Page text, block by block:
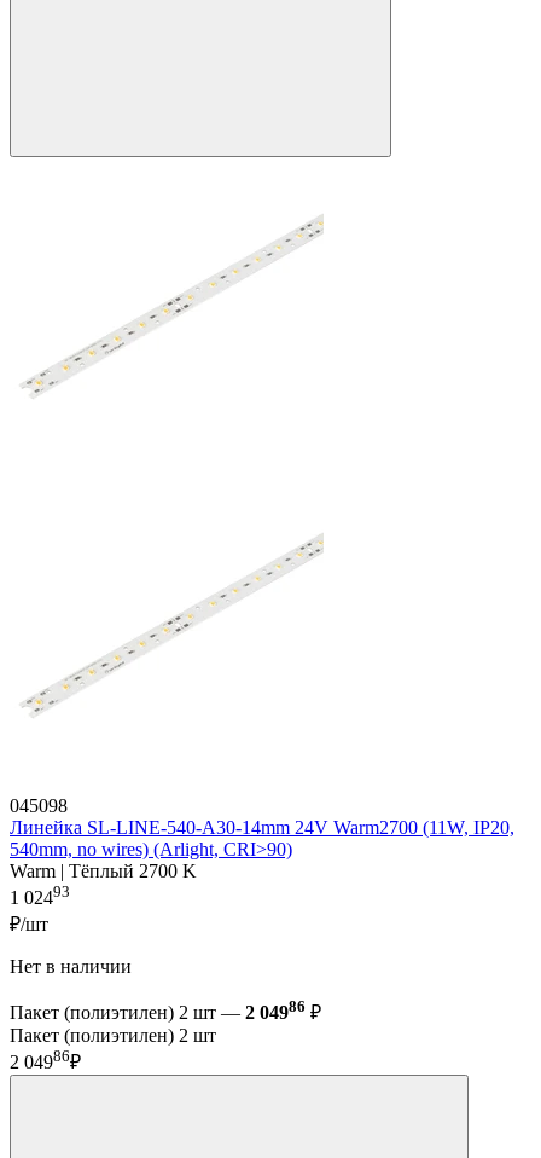
045098
Линейка SL-LINE-540-A30-14mm 24V Warm2700 (11W, IP20,
540mm, no wires) (Arlight, CRI>90)
Warm | Тёплый 2700 K
1 02493
₽/шт
Нет в наличии
Пакет (полиэтилен) 2 шт — 2 04986 ₽
Пакет (полиэтилен) 2 шт
2 04986₽